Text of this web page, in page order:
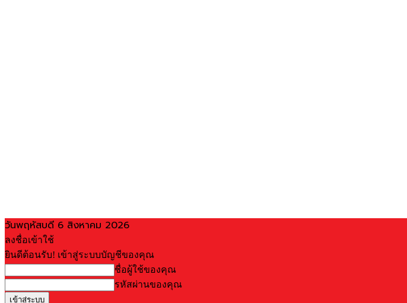
วันพฤหัสบดี 6 สิงหาคม 2026
ลงชื่อเข้าใช้
ยินดีต้อนรับ! เข้าสู่ระบบบัญชีของคุณ
ชื่อผู้ใช้ของคุณ
รหัสผ่านของคุณ